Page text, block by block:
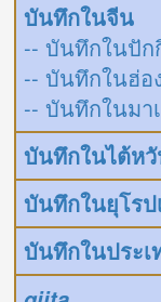
บันทึกในจีน
-- บันทึกในปัก
-- บันทึกในฮ่อ
-- บันทึกในมา
บันทึกในไต้ห
บันทึกในยุโรป
บันทึกในประเ